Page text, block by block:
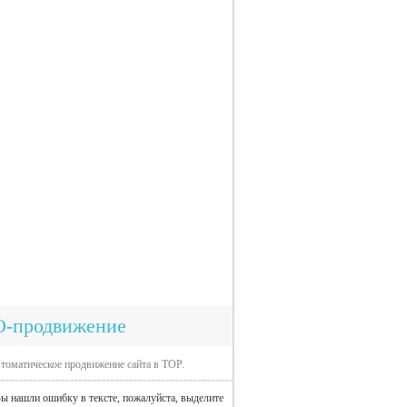
продвижение
продвижение сайта в TOP.
нашли ошибку в тексте, пожалуйста, выделите